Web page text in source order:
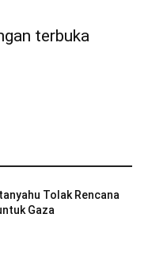
terbuka
Tolak Rencana
Gaza